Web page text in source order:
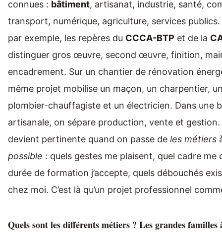
connues : bâtiment, artisanat, industrie, santé,
transport, numérique, agriculture, services publics.
par exemple, les repères du CCCA-BTP et de la
distinguer gros œuvre, second œuvre, finition,
encadrement. Sur un chantier de rénovation
même projet mobilise un maçon, un charpentier,
plombier-chauffagiste et un électricien. Dans une
artisanale, on sépare production, vente et gestion.
devient pertinente quand on passe de les métiers
possible : quels gestes me plaisent, quel cadre me
durée de formation j’accepte, quels débouchés
chez moi. C’est là qu’un projet professionnel
Quels sont les différents métiers ? Les grandes familles